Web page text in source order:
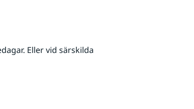
Eller vid särskilda